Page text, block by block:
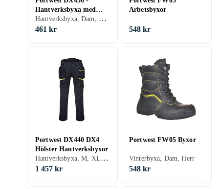
Hantverksbyxa med
stretch och avtagbara
hängfickor Svart C46
Hantverksbyxa, Dam, Herr
461 kr
Arbetsbyxor
548 kr
Portwest DX440 DX4
Hölster Hantverksbyxor
Hantverksbyxa, M, XL, XXL
1 457 kr
Portwest FW05 Byxor
Vinterbyxa, Dam, Herr
548 kr